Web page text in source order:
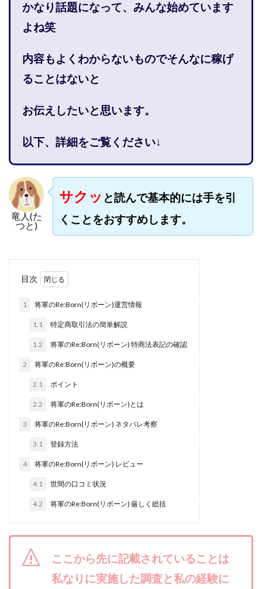
かなり話題になって、みんな始めています
よね笑
内容もよくわからないものでそんなに稼げ
ることはないと
お伝えしたいと思います。
以下、詳細をご覧ください↓
竜人(た
つと)
サクッ と読んで基本的には手を引
くことをおすすめします。
目次
1 将軍のRe:Born(リボーン)運営情報
1.1 特定商取引法の簡単解説
1.2 将軍のRe:Born(リボーン) 特商法表記の確認
2 将軍のRe:Born(リボーン)の概要
2.1 ポイント
2.2 将軍のRe:Born(リボーン)とは
3 将軍のRe:Born(リボーン) ネタバレ考察
3.1 登録方法
4 将軍のRe:Born(リボーン) レビュー
4.1 世間の口コミ状況
4.2 将軍のRe:Born(リボーン) 厳しく総括
ここから先に記載されていることは
私なりに実施した調査と私の経験に
株式会社Axio
株式会社FlowRace
株式会社BANKER6
株式会社Continue Marketing LAB
株式会社e-plus
株式会社FC
株式会社FEEL
株式会社GENERALHAWK
株式会社gleam
株式会社GOLAZO
手塚 久典
大川康治
坪井 健 堤 舞尋
塚原健太
塩田沙代
夏目歩美 多田明弘
大原 哲男
坂本よしたか
大森淳弘 大田賢二
大西良幸
天内 碧海
宇佐美恵那
安藤 仁 坂本桃太郎
坂口健
安達健太朗
合同会社ミドル
合同会社アドバンス
合同会社ウェルファースト
合同会社クラウドジャパン
合同会社サウザントレフト
合同会社サバイバルグランピング
合同会社シームレス
合同会社ネクストイノベーション
合同会社リングペイ
吉岡勝利
吉江 佑弥
和佐大輔
國富竜也
在宅のんびリッチ
坂井彰吾
安藤 翔大
安達健太郎
我有洋哉 川崎 渉
山形直樹
山本拓弥(チョゴリ)
山本耕而
岡崎 健二
岡村貴弘
岡田芳弘 島田隆則
嵯峨翔太郎
川原 充将
川口 真子 川端 健太
山崎友也